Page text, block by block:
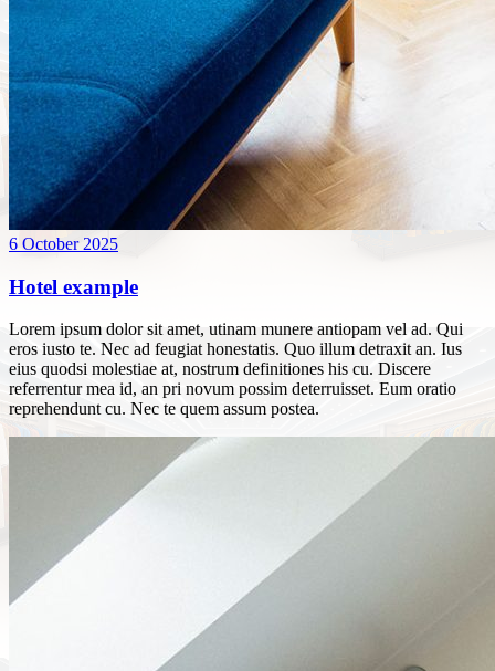
6 October 2025
Hotel example
Lorem ipsum dolor sit amet, utinam munere antiopam vel ad. Qui
eros iusto te. Nec ad feugiat honestatis. Quo illum detraxit an. Ius
eius quodsi molestiae at, nostrum definitiones his cu. Discere
referrentur mea id, an pri novum possim deterruisset. Eum oratio
reprehendunt cu. Nec te quem assum postea.